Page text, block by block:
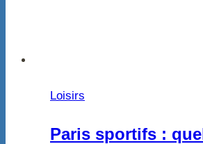
Loisirs
Paris sportifs :